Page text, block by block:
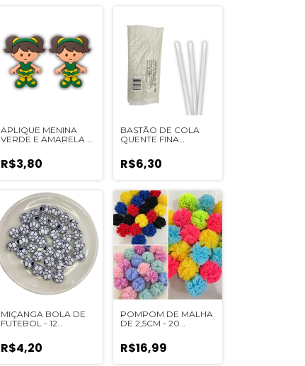
APLIQUE MENINA
VERDE E AMARELA -
R$3,80
BASTÃO DE COLA
QUENTE FINA
UNIDADE
R$6,30
MIÇANGA BOLA DE
FUTEBOL - 12
R$4,20
POMPOM DE MALHA
DE 2,5CM - 20
R$16,99